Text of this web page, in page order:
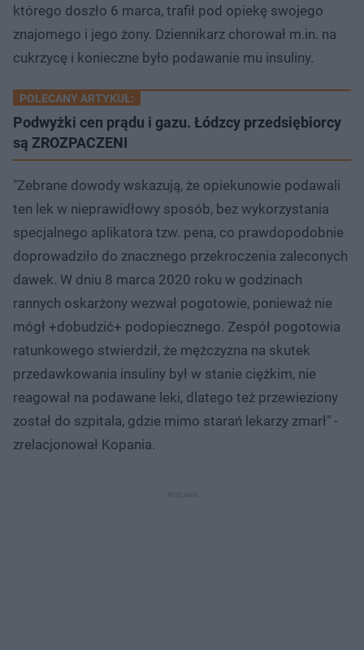
którego doszło 6 marca, trafił pod opiekę swojego
znajomego i jego żony. Dziennikarz chorował m.in. na
cukrzycę i konieczne było podawanie mu insuliny.
POLECANY ARTYKUŁ:
Podwyżki cen prądu i gazu. Łódzcy przedsiębiorcy
są ZROZPACZENI
"Zebrane dowody wskazują, że opiekunowie podawali
ten lek w nieprawidłowy sposób, bez wykorzystania
specjalnego aplikatora tzw. pena, co prawdopodobnie
doprowadziło do znacznego przekroczenia zaleconych
dawek. W dniu 8 marca 2020 roku w godzinach
rannych oskarżony wezwał pogotowie, ponieważ nie
mógł +dobudzić+ podopiecznego. Zespół pogotowia
ratunkowego stwierdził, że mężczyzna na skutek
przedawkowania insuliny był w stanie ciężkim, nie
reagował na podawane leki, dlatego też przewieziony
został do szpitala, gdzie mimo starań lekarzy zmarł" -
zrelacjonował Kopania.